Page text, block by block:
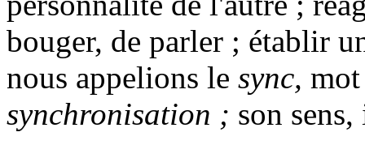
bouger, de parler ; établir
nous appelions le sync,
synchronisation ; son